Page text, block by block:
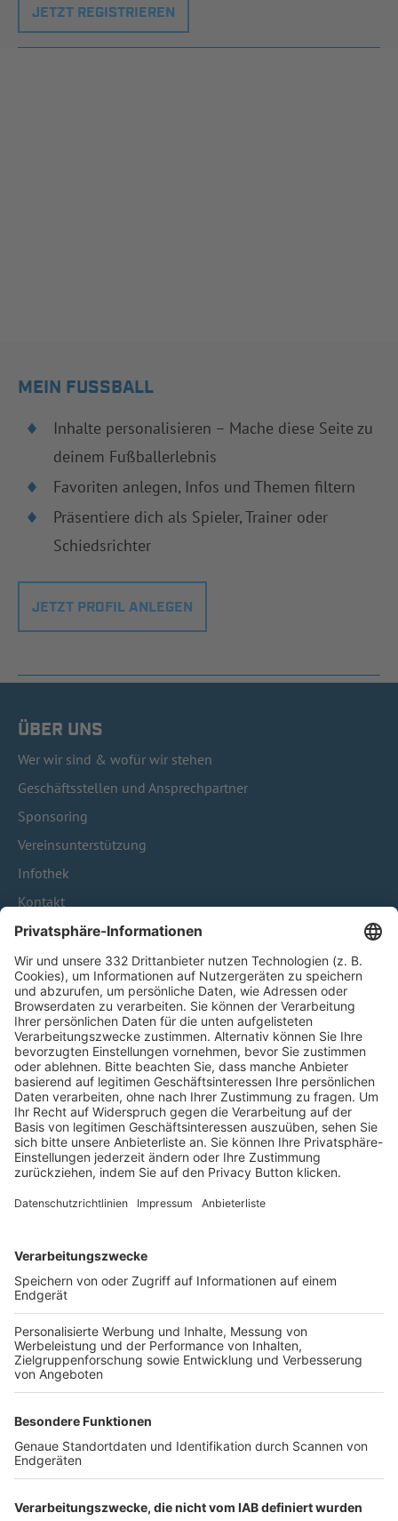
JETZT REGISTRIEREN
MEIN FUSSBALL
Inhalte personalisieren – Mache diese Seite zu
deinem Fußballerlebnis
Favoriten anlegen, Infos und Themen filtern
Präsentiere dich als Spieler, Trainer oder
Schiedsrichter
JETZT PROFIL ANLEGEN
ÜBER UNS
Wer wir sind & wofür wir stehen
Geschäftsstellen und Ansprechpartner
Sponsoring
Vereinsunterstützung
Infothek
Kontakt
HÄUFIG BESUCHTE SEITEN
Pässe und Vereinswechsel
Trainerausbildung
Schulungsangebot Vereinsmitarbeiter
BFV-Geschäftsstellen
Trainerbörse
Login SpielPlus
FOLGE DEM BFV
TOP-VEREINE
TOP-PARTNER